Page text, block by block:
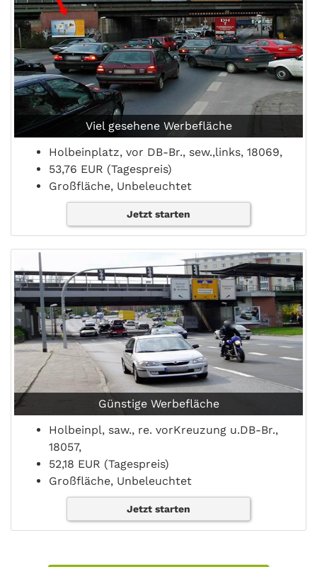
Viel gesehene Werbefläche
Holbeinplatz, vor DB-Br., sew.,links, 18069,
53,76 EUR (Tagespreis)
Großfläche, Unbeleuchtet
Jetzt starten
Günstige Werbefläche
Holbeinpl, saw., re. vorKreuzung u.DB-Br.,
18057,
52,18 EUR (Tagespreis)
Großfläche, Unbeleuchtet
Jetzt starten